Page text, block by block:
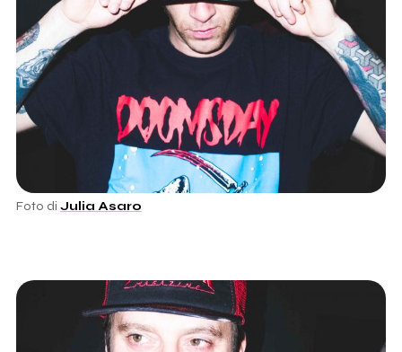
Foto di Julia Asaro